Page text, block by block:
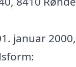
januar 2000,